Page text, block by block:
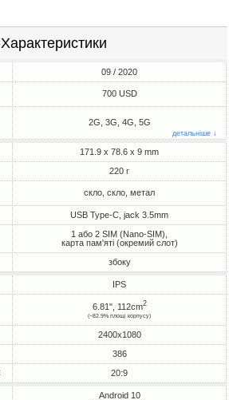
Характеристики
09 / 2020
700 USD
2G, 3G, 4G, 5G
детальніше ↓
171.9 x 78.6 x 9 mm
220 г
скло, скло, метал
USB Type-C, jack 3.5mm
1 або 2 SIM (Nano-SIM),
карта пам'яті (окремий слот)
збоку
IPS
6.81", 112cm2
(~82.9% площі корпусу)
2400x1080
386
20:9
Android 10